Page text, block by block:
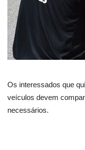
Os interessados que
veículos devem
necessários.